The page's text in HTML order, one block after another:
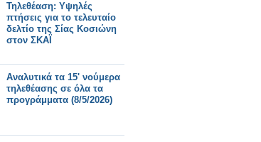
Τηλεθέαση: Υψηλές
πτήσεις για το τελευταίο
δελτίο της Σίας Κοσιώνη
στον ΣΚΑΪ
Αναλυτικά τα 15' νούμερα
τηλεθέασης σε όλα τα
προγράμματα (8/5/2026)